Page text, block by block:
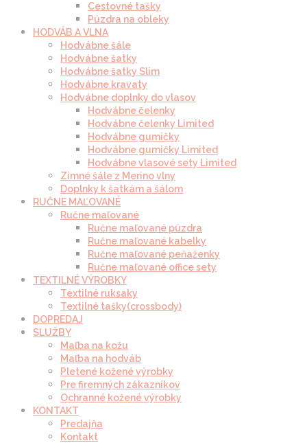
Cestovné tašky
Púzdra na obleky
HODVÁB A VLNA
Hodvábne šále
Hodvábne šatky
Hodvábne šatky Slim
Hodvábne kravaty
Hodvábne doplnky do vlasov
Hodvábne čelenky
Hodvábne čelenky Limited
Hodvábne gumičky
Hodvábne gumičky Limited
Hodvábne vlasové sety Limited
Zimné šále z Merino vlny
Doplnky k šatkám a šálom
RUČNE MAĽOVANÉ
Ručne maľované
Ručne maľované púzdra
Ručne maľované kabelky
Ručne maľované peňaženky
Ručne maľované office sety
TEXTILNÉ VÝROBKY
Textilné ruksaky
Textilné tašky(crossbody)
DOPREDAJ
SLUŽBY
Maľba na kožu
Maľba na hodváb
Pletené kožené výrobky
Pre firemných zákazníkov
Ochranné kožené výrobky
KONTAKT
Predajňa
Kontakt